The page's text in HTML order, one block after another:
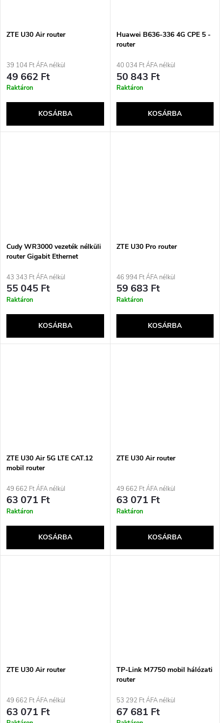
ZTE U30 Air router
39 104 Ft ÁFA nélkül
49 662 Ft
Raktáron
KOSÁRBA
Huawei B636-336 4G CPE 5 -
router
40 034 Ft ÁFA nélkül
50 843 Ft
Raktáron
KOSÁRBA
Cudy WR3000 vezeték nélküli
router Gigabit Ethernet
Fekete
43 343 Ft ÁFA nélkül
55 045 Ft
Raktáron
KOSÁRBA
ZTE U30 Pro router
46 994 Ft ÁFA nélkül
59 683 Ft
Raktáron
KOSÁRBA
ZTE U30 Air 5G LTE CAT.12
mobil router
49 662 Ft ÁFA nélkül
63 071 Ft
Raktáron
KOSÁRBA
ZTE U30 Air router
49 662 Ft ÁFA nélkül
63 071 Ft
Raktáron
KOSÁRBA
ZTE U30 Air router
49 662 Ft ÁFA nélkül
63 071 Ft
TP-Link M7750 mobil hálózati
router
53 292 Ft ÁFA nélkül
67 681 Ft